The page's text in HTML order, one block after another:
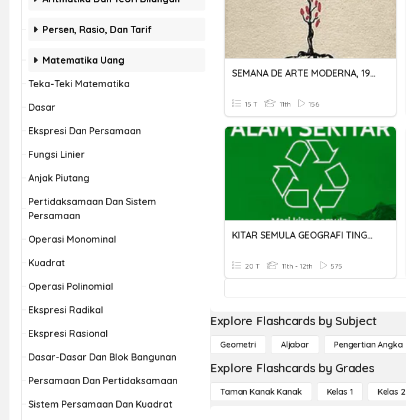
Persen, Rasio, Dan Tarif
Matematika Uang
Teka-Teki Matematika
Dasar
Ekspresi Dan Persamaan
Fungsi Linier
Anjak Piutang
Pertidaksamaan Dan Sistem
Persamaan
Operasi Monominal
Kuadrat
Operasi Polinomial
Ekspresi Radikal
Ekspresi Rasional
Dasar-Dasar Dan Blok Bangunan
Persamaan Dan Pertidaksamaan
Sistem Persamaan Dan Kuadrat
SEMANA DE ARTE MODERNA, 1922
15 T 11th 156
KITAR SEMULA GEOGRAFI TINGKATAN 3
20 T 11th - 12th 575
Explore Flashcards by Subject
Geometri Aljabar Pengertian Angka
Explore Flashcards by Grades
Taman Kanak Kanak Kelas 1 Kelas 2